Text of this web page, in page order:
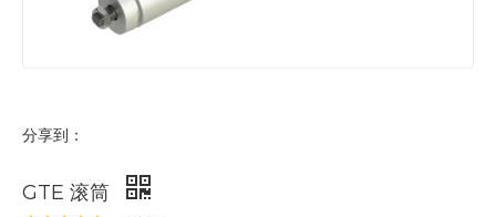
分享到：
GTE 滚筒